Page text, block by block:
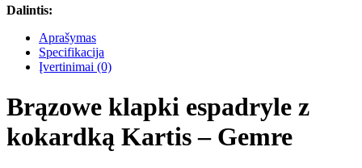
Dalintis:
Aprašymas
Specifikacija
Įvertinimai (0)
Brązowe klapki espadryle z
kokardką Kartis – Gemre